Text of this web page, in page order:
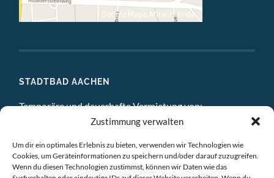
Zustimmung verwalten
Um dir ein optimales Erlebnis zu bieten, verwenden wir Technologien wie
Cookies, um Geräteinformationen zu speichern und/oder darauf zuzugreifen.
Wenn du diesen Technologien zustimmst, können wir Daten wie das
STADTBAD AACHEN
Temporäre und dauerhafte Vermietung von:
ATELIERS